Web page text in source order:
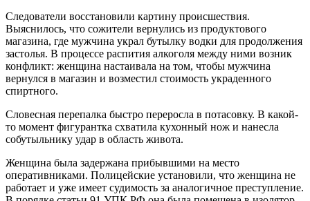
Следователи восстановили картину происшествия.
Выяснилось, что сожители вернулись из продуктового
магазина, где мужчина украл бутылку водки для продолжения
застолья. В процессе распития алкоголя между ними возник
конфликт: женщина настаивала на том, чтобы мужчина
вернулся в магазин и возместил стоимость украденного
спиртного.
Словесная перепалка быстро переросла в потасовку. В какой-
то момент фигурантка схватила кухонный нож и нанесла
собутыльнику удар в область живота.
Женщина была задержана прибывшими на место
оперативниками. Полицейские установили, что женщина не
работает и уже имеет судимость за аналогичное преступление.